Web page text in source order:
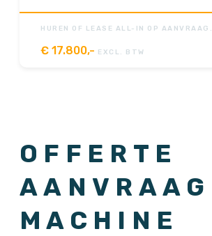
HUREN OF LEASE ALL-IN OP AANVRAAG.
€ 17.800,- EXCL. BTW
OFFERTE
AANVRAAG
MACHINE